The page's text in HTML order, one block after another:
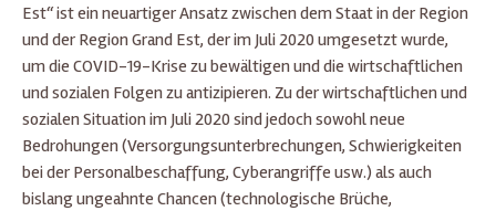
Est“ ist ein neuartiger Ansatz zwischen dem Staat in der Region
und der Region Grand Est, der im Juli 2020 umgesetzt wurde,
um die COVID-19-Krise zu bewältigen und die wirtschaftlichen
und sozialen Folgen zu antizipieren. Zu der wirtschaftlichen und
sozialen Situation im Juli 2020 sind jedoch sowohl neue
Bedrohungen (Versorgungsunterbrechungen, Schwierigkeiten
bei der Personalbeschaffung, Cyberangriffe usw.) als auch
bislang ungeahnte Chancen (technologische Brüche,